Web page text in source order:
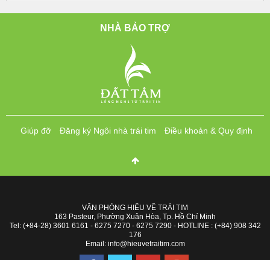
NHÀ BẢO TRỢ
Giúp đỡ Đăng ký Ngôi nhà trái tim Điều khoản & Quy định
VĂN PHÒNG HIỂU VỀ TRÁI TIM
163 Pasteur, Phường Xuân Hòa, Tp. Hồ Chí Minh
Tel: (+84-28) 3601 6161 - 6275 7270 - 6275 7290 - HOTLINE : (+84) 908 342
176
Email: info@hieuvetraitim.com